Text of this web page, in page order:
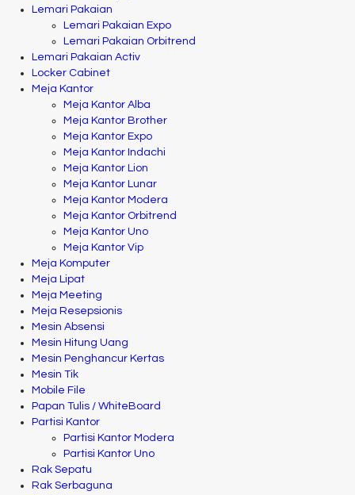
Lemari Pakaian
Lemari Pakaian Expo
Lemari Pakaian Orbitrend
Lemari Pakaian Activ
Locker Cabinet
Meja Kantor
Meja Kantor Alba
Meja Kantor Brother
Meja Kantor Expo
Meja Kantor Indachi
Meja Kantor Lion
Meja Kantor Lunar
Meja Kantor Modera
Meja Kantor Orbitrend
Meja Kantor Uno
Meja Kantor Vip
Meja Komputer
Meja Lipat
Meja Meeting
Meja Resepsionis
Mesin Absensi
Mesin Hitung Uang
Mesin Penghancur Kertas
Mesin Tik
Mobile File
Papan Tulis / WhiteBoard
Partisi Kantor
Partisi Kantor Modera
Partisi Kantor Uno
Rak Sepatu
Rak Serbaguna